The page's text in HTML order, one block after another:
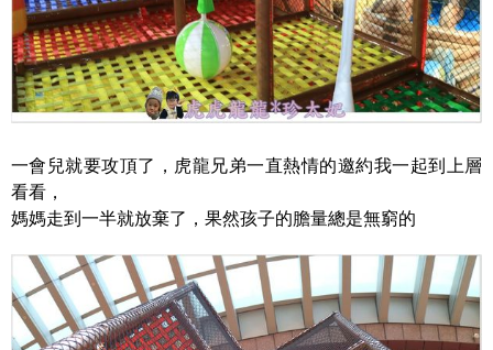
一會兒就要攻頂了，虎龍兄弟一直熱情的邀約我一起到上層
看看，
媽媽走到一半就放棄了，果然孩子的膽量總是無窮的